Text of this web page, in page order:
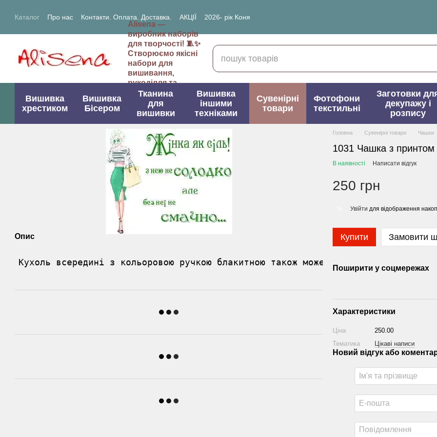
Каталог
Про нас Контакти. Оплата. Доставка. АКЦІЇ
2026- рік Коня
Alisena —
виробник наборів
для творчості! 🧵✨
Створюємо якісні
набори для
вишивання,
рукоділля та
творчих проектів.
Вишивка
хрестиком
Вишивка
Бісером
Тканина
для
вишивки
Вишивка
іншими
техніками
Сувенірні
товари
Фотофони
текстильні
Заготовки
декупажу і
розпису
Опис
Кухоль всередині з кольоровою ручкою блакитною також може бути салатовий
Головна Сувенірні товари Чашки
1031 Чашка з принтом
В наявності Написати відгук
250 грн
Увійти для відображення
Купити Замовити
Поширити у соцмережах
Характеристики
Ціна
250.00
Тематика
Цікаві написи
Новий відгук або